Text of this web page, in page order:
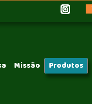
Missão Produtos